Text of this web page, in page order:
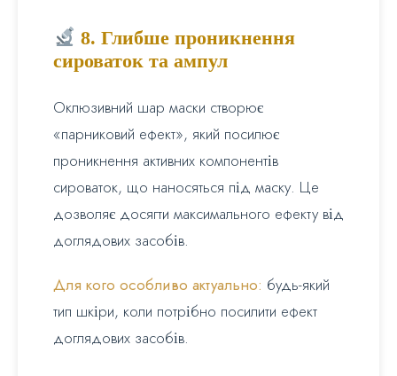
8. Глибше проникнення
сироваток та ампул
Оклюзивний шар маски створює
«парниковий ефект», який посилює
проникнення активних компонентів
сироваток, що наносяться під маску. Це
дозволяє досягти максимального ефекту від
доглядових засобів.
Для кого особливо актуально: будь-який
тип шкіри, коли потрібно посилити ефект
доглядових засобів.